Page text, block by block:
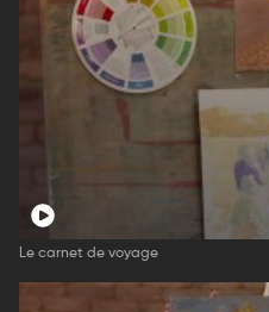
Le carnet de voyage